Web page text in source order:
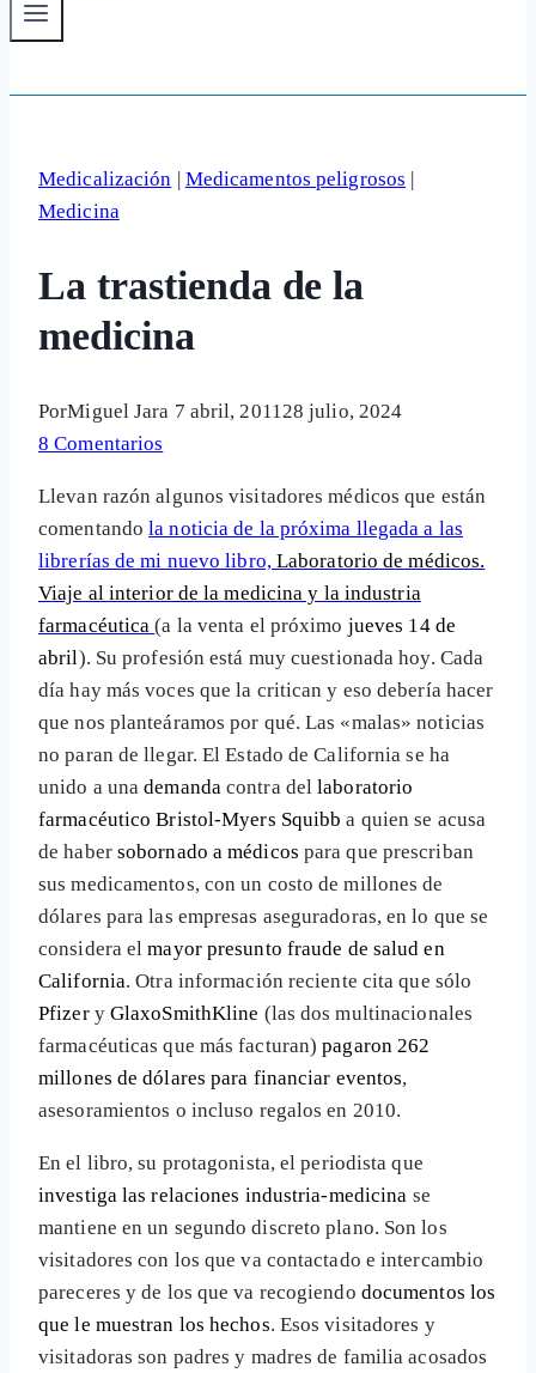
Medicalización | Medicamentos peligrosos |
Medicina
La trastienda de la
medicina
PorMiguel Jara 7 abril, 201128 julio, 2024
8 Comentarios
Llevan razón algunos visitadores médicos que están
comentandola noticia de la próxima llegada a las
librerías de mi nuevo libro, Laboratorio de médicos.
Viaje al interior de la medicina y la industria
farmacéutica (a la venta el próximo jueves 14 de
abril). Su profesión está muy cuestionada hoy. Cada
día hay más voces que la critican y eso debería hacer
que nos planteáramos por qué. Las «malas» noticias
no paran de llegar. El Estado de California se ha
unido a unademandacontra dellaboratorio
farmacéutico Bristol-Myers Squibba quien se acusa
de haber sobornado a médicos para que prescriban
sus medicamentos, con un costo de millones de
dólares para las empresas aseguradoras, en lo que se
considera elmayor presunto fraude de salud en
California. Otra información reciente cita que sólo
Pfizer y GlaxoSmithKline (las dos multinacionales
farmacéuticas que más facturan)pagaron 262
millones de dólares para financiar eventos,
asesoramientos o incluso regalos en 2010.
En el libro, su protagonista, el periodista que
investiga las relaciones industria-medicina se
mantiene en un segundo discreto plano. Son los
visitadores con los que va contactado e intercambio
pareceres y de los que va recogiendo documentos los
que le muestran los hechos. Esos visitadores y
visitadoras son padres y madres de familia acosados